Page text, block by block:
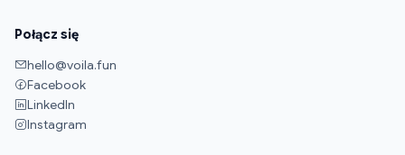
Połącz się
hello@voila.fun
Facebook
LinkedIn
Instagram